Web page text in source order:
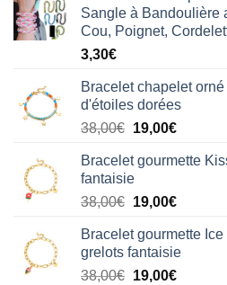
Sangle à Bandoulière
Cou, Poignet,
3,30€
Bracelet chapelet
d'étoiles dorées
38,00€ Le
initial
était :
38,00€.
19,00€Le
actuel
19,00€.
Bracelet gourmette
fantaisie
38,00€ Le
initial
était :
38,00€.
19,00€Le
actuel
est :
19,00€.
Bracelet gourmette
grelots fantaisie
38,00€ Le
19,00€Le